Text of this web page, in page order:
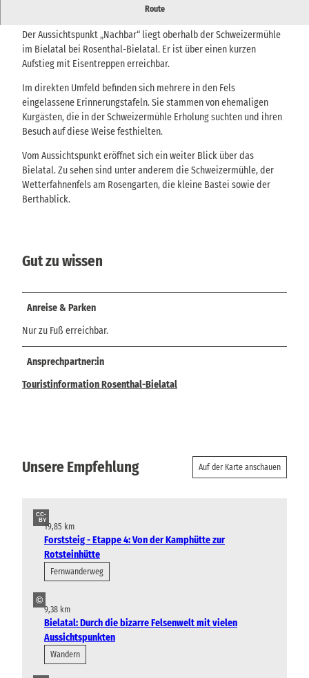
Route
Die Aussicht vom „Nachbar“ bietet oberhalb des Tales der Biela
Der Aussichtspunkt „Nachbar“ liegt oberhalb der Schweizermühle
im Bielatal bei Rosenthal-Bielatal. Er ist über einen kurzen
Aufstieg mit Eisentreppen erreichbar.
Im direkten Umfeld befinden sich mehrere in den Fels
eingelassene Erinnerungstafeln. Sie stammen von ehemaligen
Kurgästen, die in der Schweizermühle Erholung suchten und ihren
Besuch auf diese Weise festhielten.
Vom Aussichtspunkt eröffnet sich ein weiter Blick über das
Bielatal. Zu sehen sind unter anderem die Schweizermühle, der
Wetterfahnenfels am Rosengarten, die kleine Bastei sowie der
Berthablick.
Gut zu wissen
Anreise & Parken
Nur zu Fuß erreichbar.
Ansprechpartner:in
Touristinformation Rosenthal-Bielatal
Unsere Empfehlung Auf der Karte anschauen
CC-
BY
19,85 km
Forststeig - Etappe 4: Von der Kamphütte zur
Rotsteinhütte
Fernwanderweg
©
9,38 km
Bielatal: Durch die bizarre Felsenwelt mit vielen
Aussichtspunkten
Wandern